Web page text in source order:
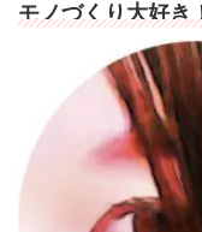
モノづくり大好き